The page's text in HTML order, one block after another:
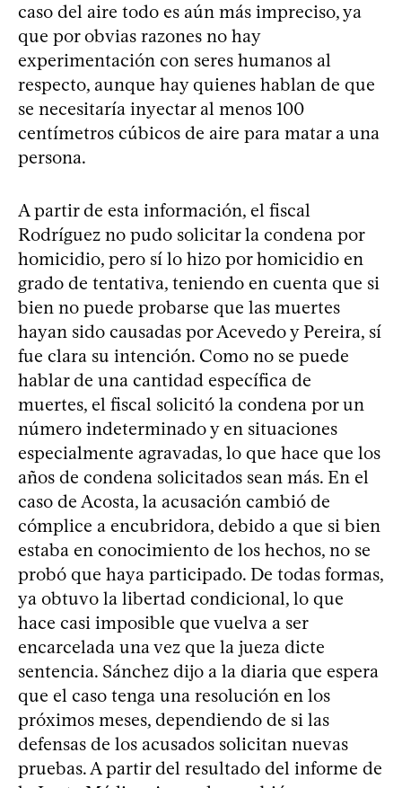
caso del aire todo es aún más impreciso, ya
que por obvias razones no hay
experimentación con seres humanos al
respecto, aunque hay quienes hablan de que
se necesitaría inyectar al menos 100
centímetros cúbicos de aire para matar a una
persona.
A partir de esta información, el fiscal
Rodríguez no pudo solicitar la condena por
homicidio, pero sí lo hizo por homicidio en
grado de tentativa, teniendo en cuenta que si
bien no puede probarse que las muertes
hayan sido causadas por Acevedo y Pereira, sí
fue clara su intención. Como no se puede
hablar de una cantidad específica de
muertes, el fiscal solicitó la condena por un
número indeterminado y en situaciones
especialmente agravadas, lo que hace que los
años de condena solicitados sean más. En el
caso de Acosta, la acusación cambió de
cómplice a encubridora, debido a que si bien
estaba en conocimiento de los hechos, no se
probó que haya participado. De todas formas,
ya obtuvo la libertad condicional, lo que
hace casi imposible que vuelva a ser
encarcelada una vez que la jueza dicte
sentencia. Sánchez dijo a la diaria que espera
que el caso tenga una resolución en los
próximos meses, dependiendo de si las
defensas de los acusados solicitan nuevas
pruebas. A partir del resultado del informe de